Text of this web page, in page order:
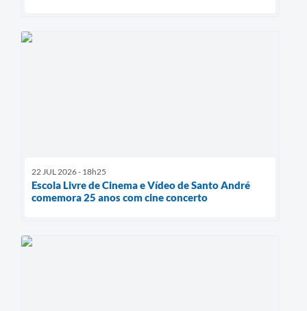
22 JUL 2026 - 18h25
Escola Livre de Cinema e Vídeo de Santo André
comemora 25 anos com cine concerto